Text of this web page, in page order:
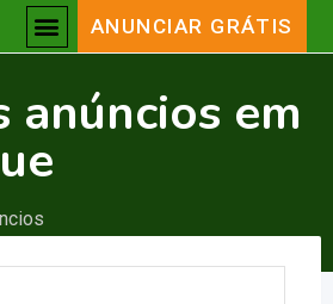
ANUNCIAR GRÁTIS
anúncios em